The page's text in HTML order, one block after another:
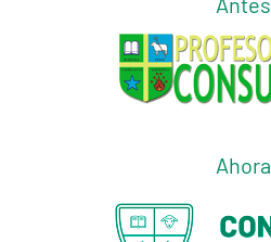
Ahora